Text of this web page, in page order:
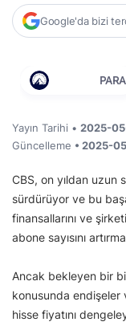
Google'da bizi
PARA
Yayın Tarihi • 2025-
Güncelleme • 2025-
CBS, on yıldan
sürdürüyor ve bu
finansallarını ve
abone sayısını
Ancak bekleyen bir
konusunda endişeler
hisse fiyatını